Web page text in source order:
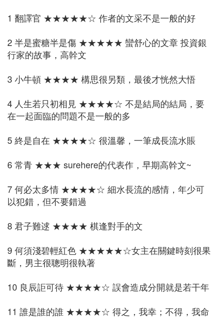
1 翻譯官 ★★★★★☆ 作者的文采不是一般的好
2 半是蜜糖半是傷 ★★★★★ 蠻舒心的文章 投資銀
行家的故事，高幹文
3 小牛頓 ★★★★ 構思很另類，最後才恍然大悟
4 人生若只初相見 ★★★★☆ 不是結局的結局，要
在一起面臨的問題不是一般的多
5 終是自在 ★★★★☆ 很溫馨，一筆成長流水賬
6 常青 ★★★ surehere的代表作，早期高幹文~
7 何必太多情 ★★★★☆ 細水長流的感情，年少可
以犯錯，但不要錯過
8 君子難逑 ★★★★ 棋逢對手的文
9 何須淺碧輕紅色 ★★★★★☆女主在關鍵時刻很果
斷，男主很聰明很執著
10 良辰詎可待 ★★★★☆ 誤會造成分開就是若干年
11 誰是誰的誰 ★★★★☆ 得之，我幸；不得，我命